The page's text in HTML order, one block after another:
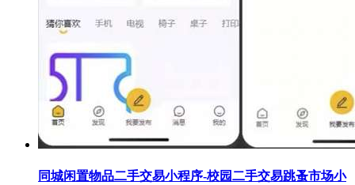
同城闲置物品二手交易小程序-校园二手交易跳蚤市场小